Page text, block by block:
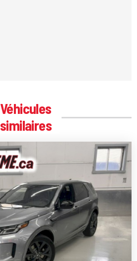
Véhicules
similaires